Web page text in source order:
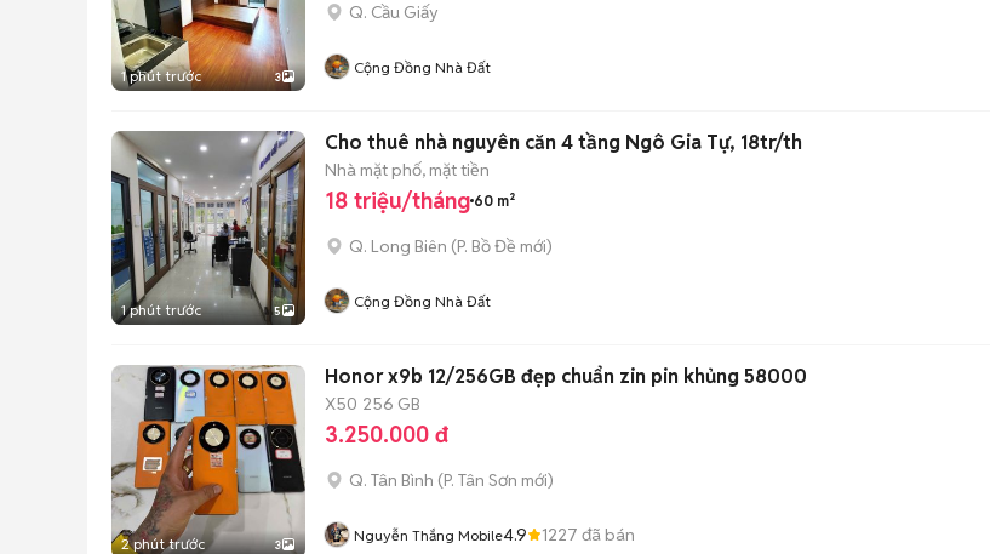
1 phút trước 3
Q. Cầu Giấy
Cộng Đồng Nhà Đất
1 phút trước 5
Cho thuê nhà nguyên căn 4 tầng Ngô Gia Tự, 18tr/th
Nhà mặt phố, mặt tiền
18 triệu/tháng 60 m²
Q. Long Biên (P. Bồ Đề mới)
Cộng Đồng Nhà Đất
2 phút trước 3
Honor x9b 12/256GB đẹp chuẩn zin pin khủng 58000
X50 256 GB
3.250.000 đ
Q. Tân Bình (P. Tân Sơn mới)
Nguyễn Thắng Mobile4.9 1227 đã bán